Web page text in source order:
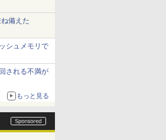
備えた
シュメモリで
される不満が
もっと見る